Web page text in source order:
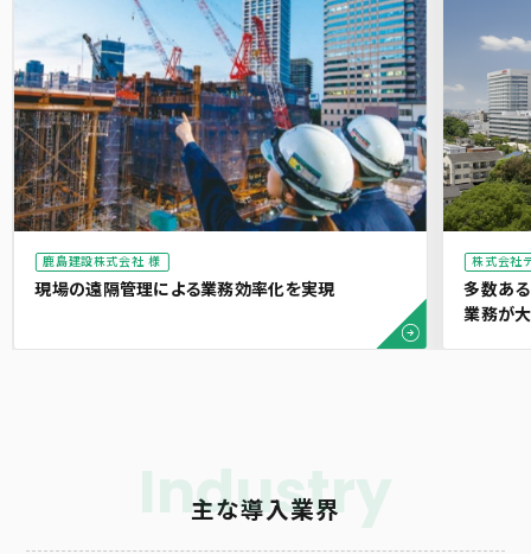
現場の遠隔管理による業務効率化を実現
鹿島建設株式会社 様
多数あ
業務が
株式会社
主な導入業界
Industry